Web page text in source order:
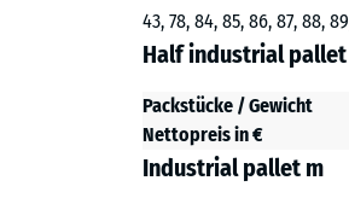
43, 78, 84, 85, 86, 87, 88,
Half industrial
Packstücke / Gewicht
Nettopreis in €
Industrial pallet m